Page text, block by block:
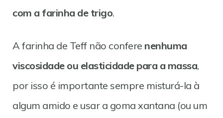
com a farinha de trigo.
A farinha de Teff não confere nenhuma
viscosidade ou elasticidade para a massa,
por isso é importante sempre misturá-la à
algum amido e usar a goma xantana (ou um